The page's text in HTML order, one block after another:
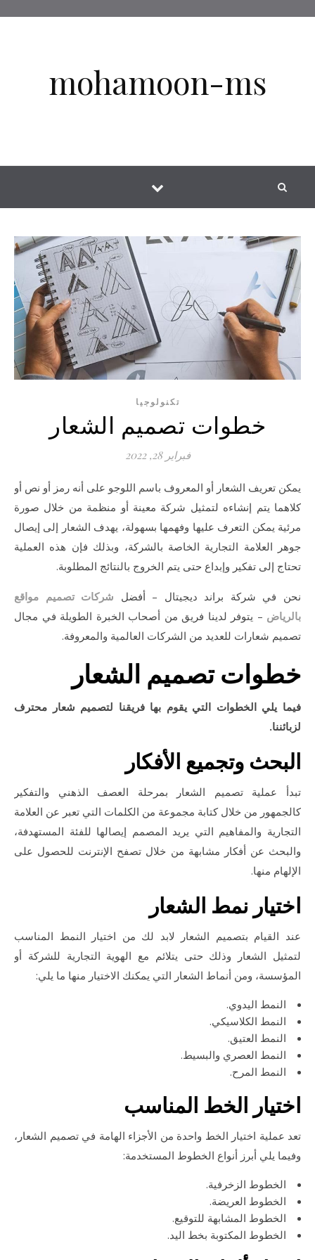
mohamoon-ms
تكنولوجيا
خطوات تصميم الشعار
فبراير 28, 2022
يمكن تعريف الشعار أو المعروف باسم اللوجو على أنه رمز أو نص أو
كلاهما يتم إنشاءه لتمثيل شركة معينة أو منظمة من خلال صورة
مرئية يمكن التعرف عليها وفهمها بسهولة، يهدف الشعار إلى إيصال
جوهر العلامة التجارية الخاصة بالشركة، وبذلك فإن هذه العملية
تحتاج إلى تفكير وإبداع حتى يتم الخروج بالنتائج المطلوبة.
نحن في شركة براند ديجيتال – أفضل شركات تصميم مواقع
بالرياض – يتوفر لدينا فريق من أصحاب الخبرة الطويلة في مجال
تصميم شعارات للعديد من الشركات العالمية والمعروفة.
خطوات تصميم الشعار
فيما يلي الخطوات التي يقوم بها فريقنا لتصميم شعار محترف
لزبائننا.
البحث وتجميع الأفكار
تبدأ عملية تصميم الشعار بمرحلة العصف الذهني والتفكير
كالجمهور من خلال كتابة مجموعة من الكلمات التي تعبر عن العلامة
التجارية والمفاهيم التي يريد المصمم إيصالها للفئة المستهدفة،
والبحث عن أفكار مشابهة من خلال تصفح الإنترنت للحصول على
الإلهام منها.
اختيار نمط الشعار
عند القيام بتصميم الشعار لابد لك من اختيار النمط المناسب
لتمثيل الشعار وذلك حتى يتلائم مع الهوية التجارية للشركة أو
المؤسسة، ومن أنماط الشعار التي يمكنك الاختيار منها ما يلي:
النمط اليدوي.
النمط الكلاسيكي.
النمط العتيق.
النمط العصري والبسيط.
النمط المرح.
اختيار الخط المناسب
تعد عملية اختيار الخط واحدة من الأجزاء الهامة في تصميم الشعار،
وفيما يلي أبرز أنواع الخطوط المستخدمة:
الخطوط الزخرفية.
الخطوط العريضة.
الخطوط المشابهة للتوقيع.
الخطوط المكتوبة بخط اليد.